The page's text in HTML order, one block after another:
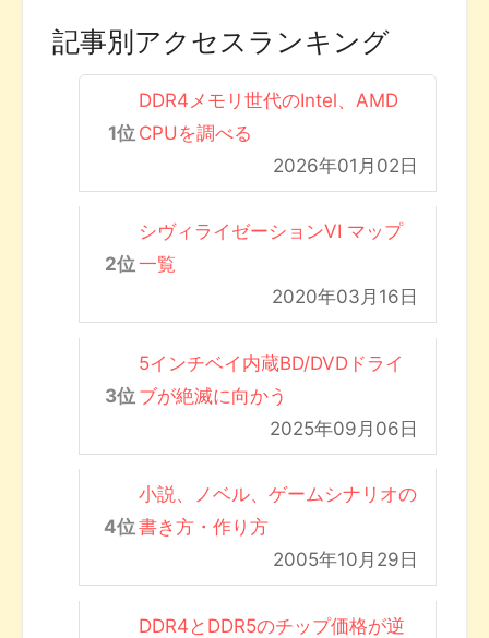
記事別アクセスランキング
DDR4メモリ世代のIntel、AMD
CPUを調べる
2026年01月02日
シヴィライゼーションVI マップ
一覧
2020年03月16日
5インチベイ内蔵BD/DVDドライ
ブが絶滅に向かう
2025年09月06日
小説、ノベル、ゲームシナリオの
書き方・作り方
2005年10月29日
DDR4とDDR5のチップ価格が逆